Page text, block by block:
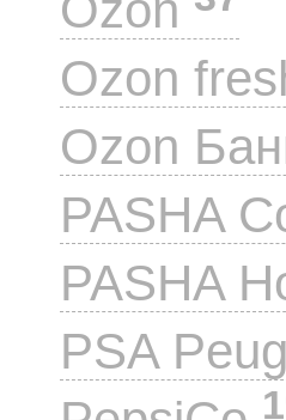
Ozon
Ozon
PASHA
PASHA
PSA